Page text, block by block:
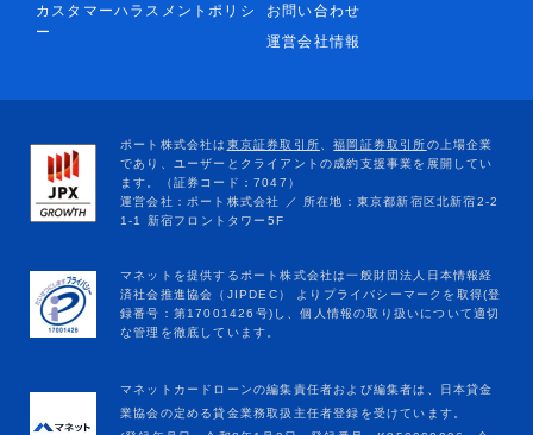
カスタマーハラスメントポリシ
ー
お問い合わせ
運営会社情報
マネットカードローンの編集責任者および編集者は、日本貸金
業協会の定める貸金業務取扱主任者登録を受けています。